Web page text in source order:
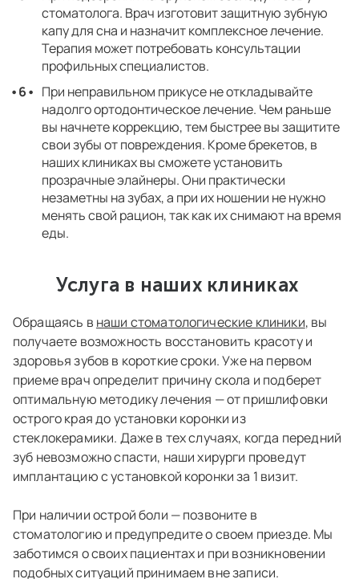
стоматолога. Врач изготовит защитную зубную
капу для сна и назначит комплексное лечение.
Терапия может потребовать консультации
профильных специалистов.
При неправильном прикусе не откладывайте
надолго ортодонтическое лечение. Чем раньше
вы начнете коррекцию, тем быстрее вы защитите
свои зубы от повреждения. Кроме брекетов, в
наших клиниках вы сможете установить
прозрачные элайнеры. Они практически
незаметны на зубах, а при их ношении не нужно
менять свой рацион, так как их снимают на время
еды.
Услуга в наших клиниках
Обращаясь в наши стоматологические клиники, вы
получаете возможность восстановить красоту и
здоровья зубов в короткие сроки. Уже на первом
приеме врач определит причину скола и подберет
оптимальную методику лечения — от пришлифовки
острого края до установки коронки из
стеклокерамики. Даже в тех случаях, когда передний
зуб невозможно спасти, наши хирурги проведут
имплантацию с установкой коронки за 1 визит.
При наличии острой боли — позвоните в
стоматологию и предупредите о своем приезде. Мы
заботимся о своих пациентах и при возникновении
подобных ситуаций принимаем вне записи.